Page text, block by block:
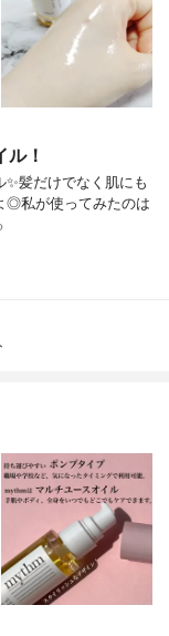
！
髪だけでなく肌にも
◎私が使ってみたのは